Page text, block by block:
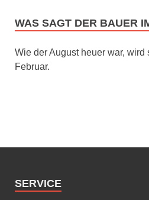
WAS SAGT DER BAUER
Wie der August heuer war, wird
Februar.
SERVICE